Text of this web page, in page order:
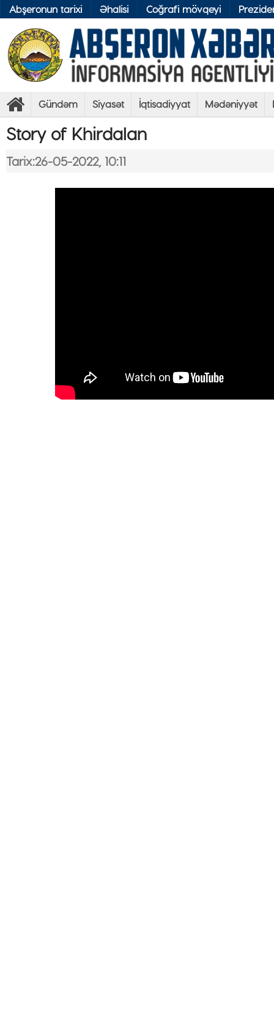
Abşeronun tarixi Əhalisi Coğrafi mövqeyi
Gündəm Siyasət İqtisadiyyat Mədəniyyət
Story of Khirdalan
Tarix:26-05-2022, 10:11